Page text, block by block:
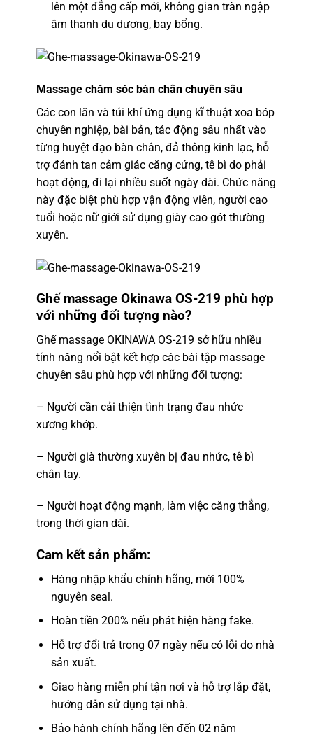
lên một đẳng cấp mới, không gian tràn ngập
âm thanh du dương, bay bổng.
Massage chăm sóc bàn chân chuyên sâu
Các con lăn và túi khí ứng dụng kĩ thuật xoa bóp
chuyên nghiệp, bài bản, tác động sâu nhất vào
từng huyệt đạo bàn chân, đả thông kinh lạc, hỗ
trợ đánh tan cảm giác căng cứng, tê bì do phải
hoạt động, đi lại nhiều suốt ngày dài. Chức năng
này đặc biệt phù hợp vận động viên, người cao
tuổi hoặc nữ giới sử dụng giày cao gót thường
xuyên.
Ghế massage Okinawa OS-219 phù hợp
với những đối tượng nào?
Ghế massage OKINAWA OS-219 sở hữu nhiều
tính năng nổi bật kết hợp các bài tập massage
chuyên sâu phù hợp với những đối tượng:
– Người cần cải thiện tình trạng đau nhức
xương khớp.
– Người già thường xuyên bị đau nhức, tê bì
chân tay.
– Người hoạt động mạnh, làm việc căng thẳng,
trong thời gian dài.
Cam kết sản phẩm:
Hàng nhập khẩu chính hãng, mới 100%
nguyên seal.
Hoàn tiền 200% nếu phát hiện hàng fake.
Hỗ trợ đổi trả trong 07 ngày nếu có lỗi do nhà
sản xuất.
Giao hàng miễn phí tận nơi và hỗ trợ lắp đặt,
hướng dẫn sử dụng tại nhà.
Bảo hành chính hãng lên đến 02 năm